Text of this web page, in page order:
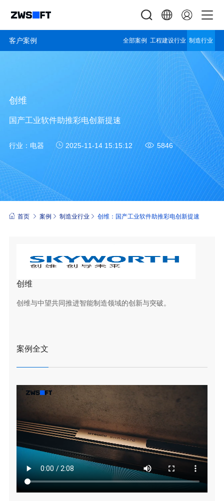
客户案例 全部案例 工程建设行业 制造行业
创维
国产工业软件助推彩电创新提速
行业： 电器 2025-11-14 15:15:12 5846
首页 案例 制造业行业 创维：国产工业软件助推彩电创新提速
创维
创维与中望共同推进智能制造领域的创新与突破。
案例全文